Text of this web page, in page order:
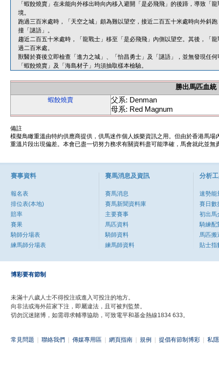
「蝦餃燒賣」在未能向外移出時向內移入避開「是必飛飛」的後蹄，導致「
境。
跑過三百米處時，「天空之城」頗為難以望空，接近二百五十米處時向外斜
撞「謎語」。
趨近二百五十米處時，「龍戰士」移至「是必飛飛」內側以望空。其後，「
過二百米處。
獸醫於賽後立即檢查「進力之城」、「怡昌勇士」及「謎語」，並無發現任
「蝦餃燒賣」及「海島材子」均須抽取樣本檢驗。
勝出馬匹血統
蝦餃燒賣
父系: Denman
母系: Red Magnum
備註
模擬鳥瞰重溫由特約供應商提供，供馬迷作個人娛樂資訊之用。但由於香港馬
重溫片段出現偏差。本會已盡一切努力務求有關資料盡可能準確，馬會就此並
賽事資料
報名表
排位表(本地)
賠率
賽果
騎師分場表
練馬師分場表
賽馬消息及資訊
賽馬消息
賽馬新聞資料庫
主要賽事
馬匹資料
騎師資料
練馬師資料
分析
速勢能
賽日數
初出馬
騎練配
馬匹搬
貼士指
博彩要有節制
未滿十八歲人士不得投注或進入可投注的地方。
向非法或海外莊家下注，即屬違法，且可被判監禁。
切勿沉迷賭博，如需尋求輔導協助，可致電平和基金熱線1834 633。
常見問題 聯絡我們 傳媒專用區 網頁指南 規例 提倡有節制博彩 私